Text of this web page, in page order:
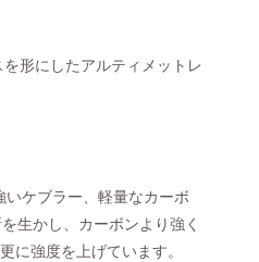
形にしたアルティメットレ
ケブラー、軽量なカーボ
生かし、カーボンより強く
に強度を上げています。